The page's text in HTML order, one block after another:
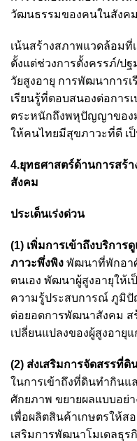
วัฒนธรรมของคนในสังค
เน้นสร้างสภาพแวดล้อม
ตั้งแต่ช่วงการตั้งครรภ์/ปฐ
วัยสูงอายุ การพัฒนาการ
เรียนรู้ที่ตอบสนองต่อการ
ตระหนักถึงพหุปัญญาของ
ให้คนไทยมีสุขภาวะที่ดี เ
4.ยุทธศาสตร์ด้านการสร้
สังคม
ประเด็นเร่งด่วน
(1) เพิ่มการเข้าถึงบริการ
ภาวะพึ่งพิง พัฒนาที่พักอา
ตนเอง พัฒนาผู้สูงอายุให้
ความรู้ประสบการณ์ ภูมิปั
ต่อยอดการพัฒนาสังคม ส
เปลี่ยนแปลงของผู้สูงอายุ
(2) ส่งเสริมการจัดสรรที่
ในการเข้าถึงที่ดินทำกิน
ศักยภาพ ขยายผลแบบอย่
เพื่อผลิตสินค้าเกษตรให้
เสริมการพัฒนาโมเดลธุร